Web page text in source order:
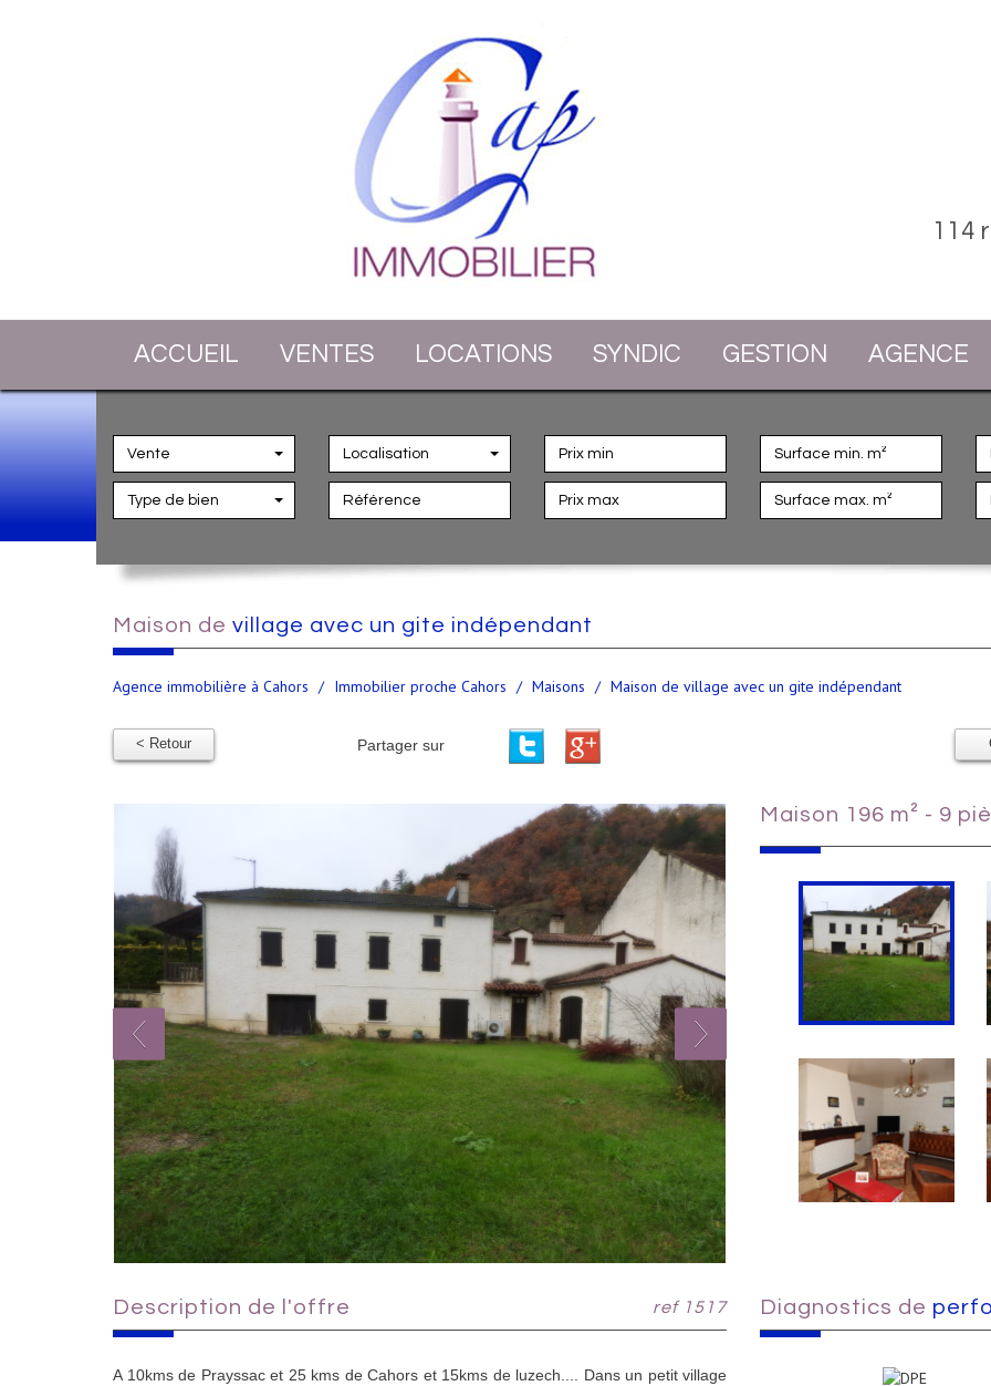
114
ACCUEIL VENTES LOCATIONS SYNDIC GESTION AGENCE
Vente
Type de bien
Localisation
maison de village avec un gite indépendant
Agence immobilière à Cahors Immobilier proche Cahors Maisons Maison de village avec un gite indépendant
< Retour Partager sur
maison 196 m² - 9
description de l'offre ref 1517
A 10kms de Prayssac et 25 kms de Cahors et 15kms de luzech.... Dans un petit village
diagnostics de